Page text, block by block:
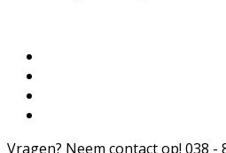
Vragen? Neem contact op! 038 -